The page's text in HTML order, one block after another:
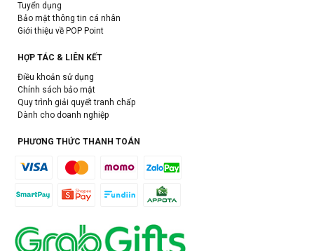
Tuyển dụng
Bảo mật thông tin cá nhân
Giới thiệu về POP Point
HỢP TÁC & LIÊN KẾT
Điều khoản sử dụng
Chính sách bảo mật
Quy trình giải quyết tranh chấp
Dành cho doanh nghiệp
PHƯƠNG THỨC THANH TOÁN